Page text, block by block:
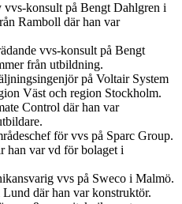
vvs-konsult på Bengt Dahlgren i
Ramboll där han var
vvs-konsult på Bengt
från utbildning.
på Voltair System
Väst och region Stockholm.
Control där han var
för vvs på Sparc Group.
han var vd för bolaget i
vvs på Sweco i Malmö.
där han var konstruktör.